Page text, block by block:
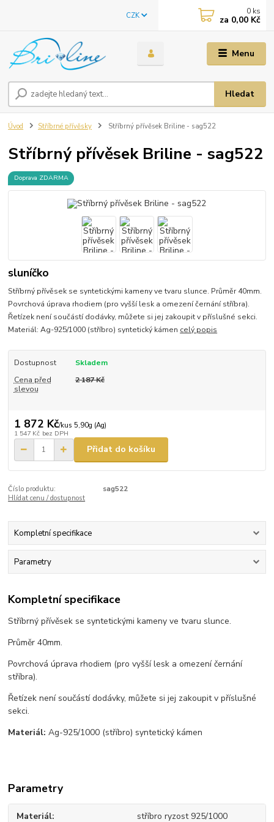
Menu
CZK
Hledat
0 ks
za 0,00 Kč
Úvod Stříbrné přívěsky Stříbrný přívěsek Briline - sag522
Stříbrný přívěsek Briline - sag522
Doprava ZDARMA
sluníčko
Stříbrný přívěsek se syntetickými kameny ve tvaru slunce. Průměr 40mm.
Povrchová úprava rhodiem (pro vyšší lesk a omezení černání stříbra).
Řetízek není součástí dodávky, můžete si jej zakoupit v příslušné sekci.
Materiál: Ag-925/1000 (stříbro) syntetický kámen celý popis
Dostupnost
Skladem
Cena před
slevou
2 187 Kč
1 872 Kč/kus 5,90g (Ag)
1 547 Kč bez DPH
Přidat do košíku
Číslo produktu:
sag522
Hlídat cenu / dostupnost
Kompletní specifikace
Parametry
Kompletní specifikace
Stříbrný přívěsek se syntetickými kameny ve tvaru slunce.
Průměr 40mm.
Povrchová úprava rhodiem (pro vyšší lesk a omezení černání
stříbra).
Řetízek není součástí dodávky, můžete si jej zakoupit v příslušné
sekci.
Materiál: Ag-925/1000 (stříbro) syntetický kámen
Parametry
Materiál stříbro ryzost 925/1000